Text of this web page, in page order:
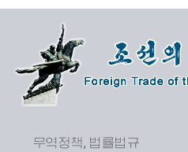
무역정책, 법률법규